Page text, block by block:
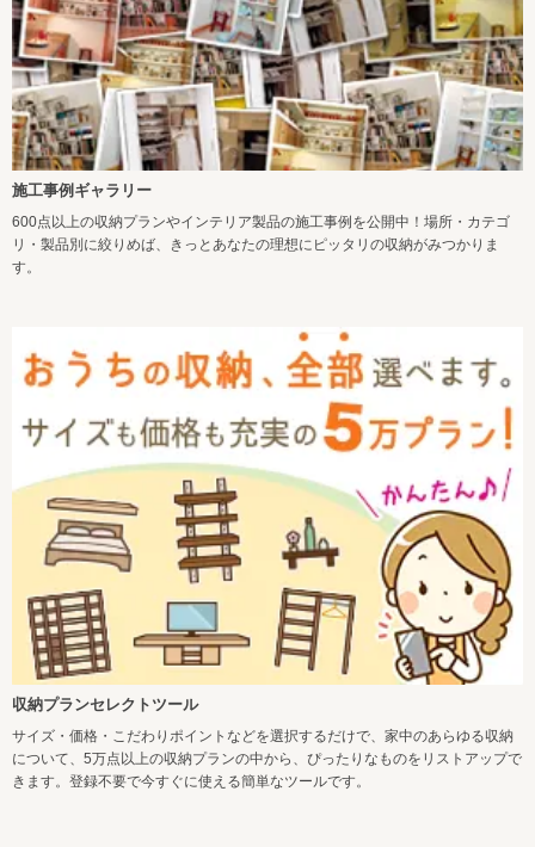
施工事例ギャラリー
600点以上の収納プランやインテリア製品の施工事例を公開中！場所・カテゴ
リ・製品別に絞りめば、きっとあなたの理想にピッタリの収納がみつかりま
す。
収納プランセレクトツール
サイズ・価格・こだわりポイントなどを選択するだけで、家中のあらゆる収納
について、5万点以上の収納プランの中から、ぴったりなものをリストアップで
きます。登録不要で今すぐに使える簡単なツールです。